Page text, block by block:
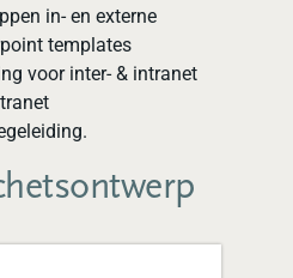
in- en externe
templates
voor inter- & intranet